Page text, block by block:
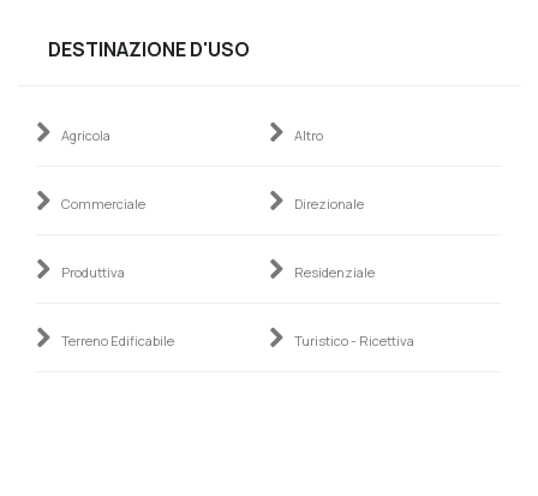
DESTINAZIONE D'USO
Agricola Altro
Commerciale Direzionale
Produttiva Residenziale
Terreno Edificabile Turistico - Ricettiva